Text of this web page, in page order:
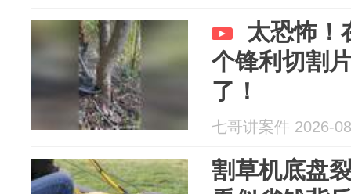
太恐怖！
个锋利切割
了！
七哥讲案件 2026-
割草机底盘